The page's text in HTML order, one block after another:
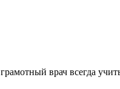
врач всегда